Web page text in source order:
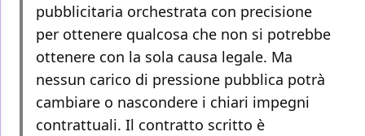
pubblicitaria orchestrata con precisione
per ottenere qualcosa che non si potrebbe
ottenere con la sola causa legale. Ma
nessun carico di pressione pubblica potrà
cambiare o nascondere i chiari impegni
contrattuali. Il contratto scritto è